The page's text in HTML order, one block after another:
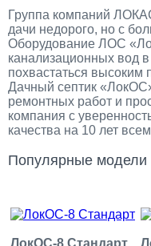
Группа компаний
дачи недорого, но с
Оборудование ЛОС
канализационных вод
похвастаться высоким
Дачный септик
ремонтных работ и
компания с
качества на 10 лет
Популярные модели
ЛокОС-8 Стандарт